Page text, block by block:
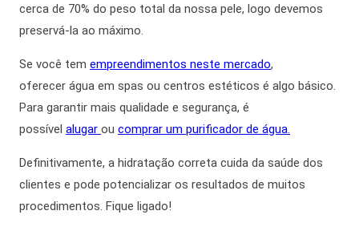
cerca de 70% do peso total da nossa pele, logo devemos
preservá-la ao máximo.
Se você tem empreendimentos neste mercado,
oferecer água em spas ou centros estéticos é algo básico.
Para garantir mais qualidade e segurança, é
possível alugar ou comprar um purificador de água.
Definitivamente, a hidratação correta cuida da saúde dos
clientes e pode potencializar os resultados de muitos
procedimentos. Fique ligado!